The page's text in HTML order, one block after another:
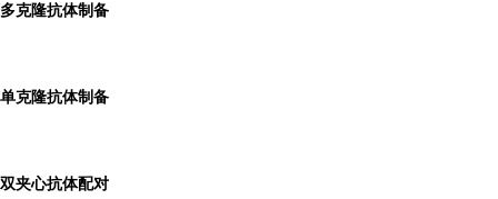
多克隆抗体制备
单克隆抗体制备
双夹心抗体配对